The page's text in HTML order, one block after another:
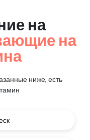
на
на
ниже, есть